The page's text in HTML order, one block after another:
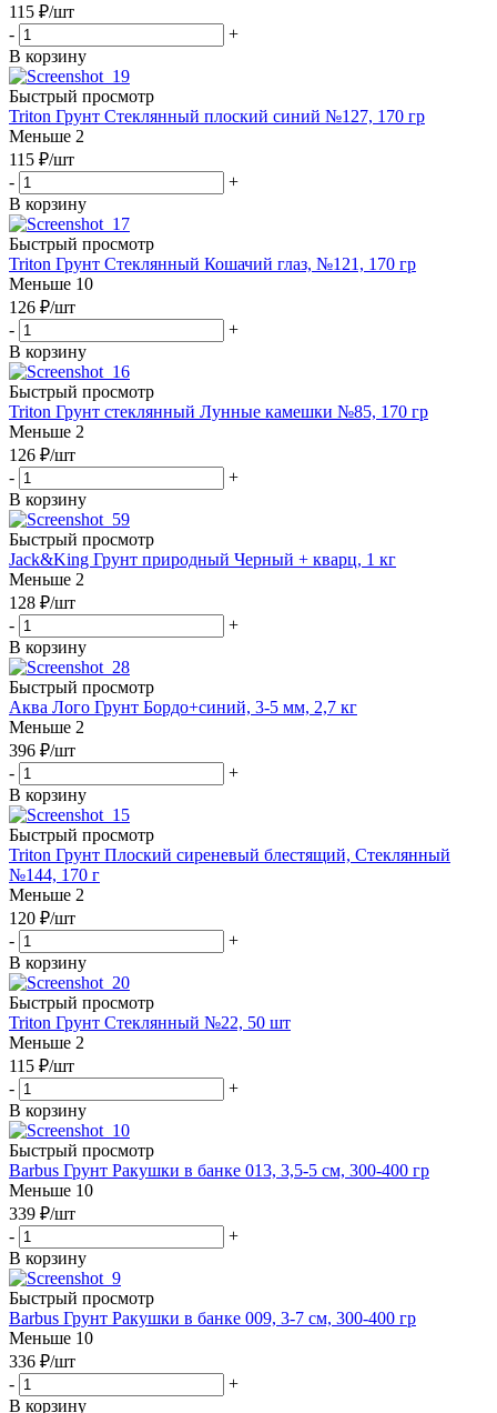
115 ₽/шт
-
+
В корзину
Быстрый просмотр
Triton Грунт Стеклянный плоский синий №127, 170 гр
Меньше 2
115 ₽/шт
-
+
В корзину
Быстрый просмотр
Triton Грунт Стеклянный Кошачий глаз, №121, 170 гр
Меньше 10
126 ₽/шт
-
+
В корзину
Быстрый просмотр
Triton Грунт стеклянный Лунные камешки №85, 170 гр
Меньше 2
126 ₽/шт
-
+
В корзину
Быстрый просмотр
Jack&King Грунт природный Черный + кварц, 1 кг
Меньше 2
128 ₽/шт
-
+
В корзину
Быстрый просмотр
Аква Лого Грунт Бордо+синий, 3-5 мм, 2,7 кг
Меньше 2
396 ₽/шт
-
+
В корзину
Быстрый просмотр
Triton Грунт Плоский сиреневый блестящий, Стеклянный
№144, 170 г
Меньше 2
120 ₽/шт
-
+
В корзину
Быстрый просмотр
Triton Грунт Стеклянный №22, 50 шт
Меньше 2
115 ₽/шт
-
+
В корзину
Быстрый просмотр
Barbus Грунт Ракушки в банке 013, 3,5-5 см, 300-400 гр
Меньше 10
339 ₽/шт
-
+
В корзину
Быстрый просмотр
Barbus Грунт Ракушки в банке 009, 3-7 см, 300-400 гр
Меньше 10
336 ₽/шт
-
+
В корзину